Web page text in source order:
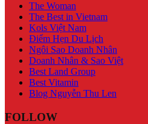
The Woman
The Best in Vietnam
Kols Việt Nam
Điểm Hẹn Du Lịch
Ngôi Sao Doanh Nhân
Doanh Nhân & Sao Việt
Best Land Group
Best Vitamin
Blog Nguyễn Thu Len
FOLLOW